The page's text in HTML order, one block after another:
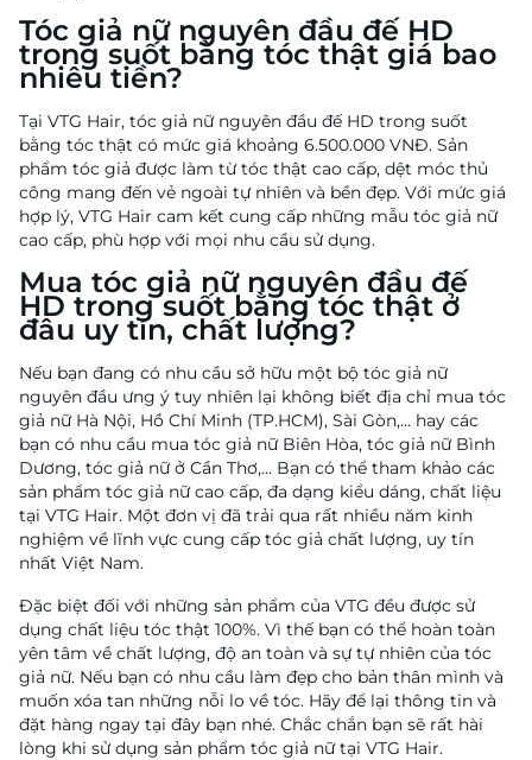
Tóc giả nữ nguyên đầu đế HD
trong suốt bằng tóc thật giá bao
nhiêu tiền?
Tại VTG Hair, tóc giả nữ nguyên đầu đế HD trong suốt
bằng tóc thật có mức giá khoảng 6.500.000 VNĐ. Sản
phẩm tóc giả được làm từ tóc thật cao cấp, dệt móc thủ
công mang đến vẻ ngoài tự nhiên và bền đẹp. Với mức giá
hợp lý, VTG Hair cam kết cung cấp những mẫu tóc giả nữ
cao cấp, phù hợp với mọi nhu cầu sử dụng.
Mua tóc giả nữ nguyên đầu đế
HD trong suốt bằng tóc thật ở
đâu uy tín, chất lượng?
Nếu bạn đang có nhu cầu sở hữu một bộ tóc giả nữ
nguyên đầu ưng ý tuy nhiên lại không biết địa chỉ mua tóc
giả nữ Hà Nội, Hồ Chí Minh (TP.HCM), Sài Gòn,... hay các
bạn có nhu cầu mua tóc giả nữ Biên Hòa, tóc giả nữ Bình
Dương, tóc giả nữ ở Cần Thơ,... Bạn có thể tham khảo các
sản phẩm tóc giả nữ cao cấp, đa dạng kiểu dáng, chất liệu
tại VTG Hair. Một đơn vị đã trải qua rất nhiều năm kinh
nghiệm về lĩnh vực cung cấp tóc giả chất lượng, uy tín
nhất Việt Nam.
Đặc biệt đối với những sản phẩm của VTG đều được sử
dụng chất liệu tóc thật 100%. Vì thế bạn có thể hoàn toàn
yên tâm về chất lượng, độ an toàn và sự tự nhiên của tóc
giả nữ. Nếu bạn có nhu cầu làm đẹp cho bản thân mình và
muốn xóa tan những nỗi lo về tóc. Hãy để lại thông tin và
đặt hàng ngay tại đây bạn nhé. Chắc chắn bạn sẽ rất hài
lòng khi sử dụng sản phẩm tóc giả nữ tại VTG Hair.